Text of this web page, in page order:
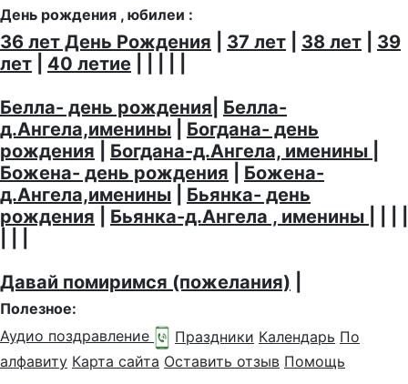
День рождения , юбилеи :
36 лет День Рождения 37 лет 38 лет
39
лет
40 летие
Белла- день рождения Белла-
д.Ангела,именины
Богдана- день
рождения
Богдана-д.Ангела, именины
Божена- день рождения
Божена-
д.Ангела,именины
Бьянка- день
рождения
Бьянка-д.Ангела , именины
Давай помиримся (пожелания)
Полезное:
Аудио поздравление
Праздники Календарь По
алфавиту Карта сайта Оставить отзыв Помощь